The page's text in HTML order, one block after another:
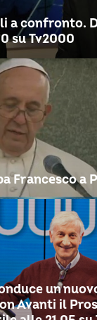
a confronto.
su Tv2000
Francesco a
un
Avanti il